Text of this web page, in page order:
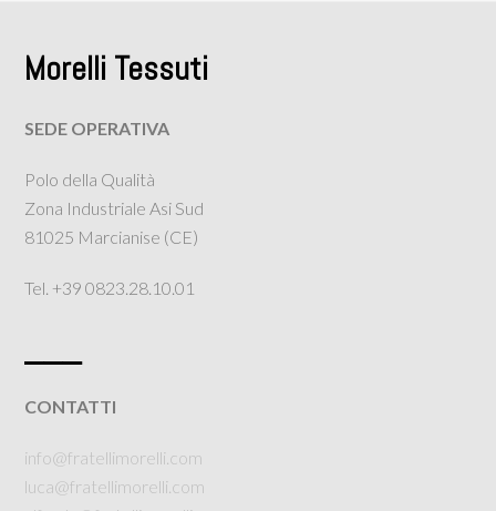
Morelli Tessuti
SEDE OPERATIVA
Polo della Qualità
Zona Industriale Asi Sud
81025 Marcianise (CE)
Tel. +39 0823.28.10.01
CONTATTI
info@fratellimorelli.com
luca@fratellimorelli.com